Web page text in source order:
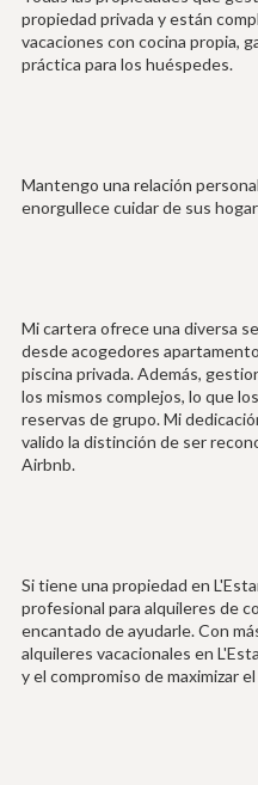
propiedad privada y están
vacaciones con cocina propia,
práctica para los huéspedes.
Mantengo una relación
enorgullece cuidar de sus
Mi cartera ofrece una diversa
desde acogedores
piscina privada. Además,
los mismos complejos, lo que
reservas de grupo. Mi
valido la distinción de ser
Airbnb.
Si tiene una propiedad en
profesional para alquileres de
encantado de ayudarle. Con
alquileres vacacionales en
y el compromiso de maximizar